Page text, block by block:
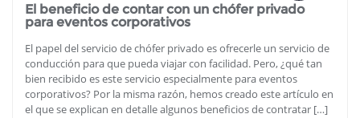
El beneficio de contar con un chófer privado
para eventos corporativos
El papel del servicio de chófer privado es ofrecerle un servicio de
conducción para que pueda viajar con facilidad. Pero, ¿qué tan
bien recibido es este servicio especialmente para eventos
corporativos? Por la misma razón, hemos creado este artículo en
el que se explican en detalle algunos beneficios de contratar […]